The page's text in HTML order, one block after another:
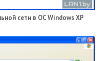
сети в OC Windows XP